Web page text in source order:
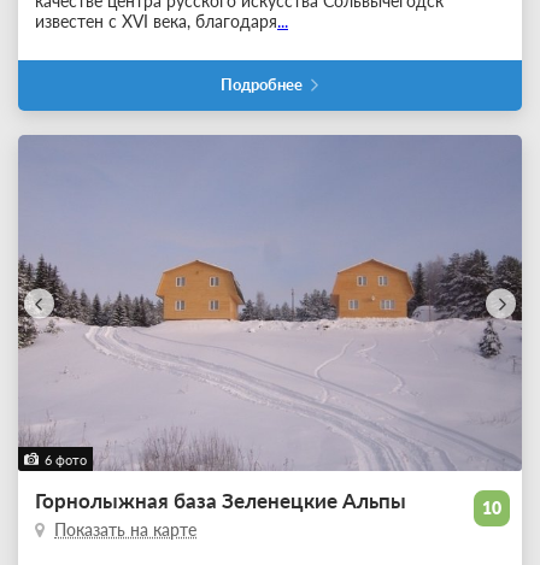
известен с XVI века, благодаря...
Подробнее
6 фото
10
Горнолыжная база Зеленецкие Альпы
Показать на карте